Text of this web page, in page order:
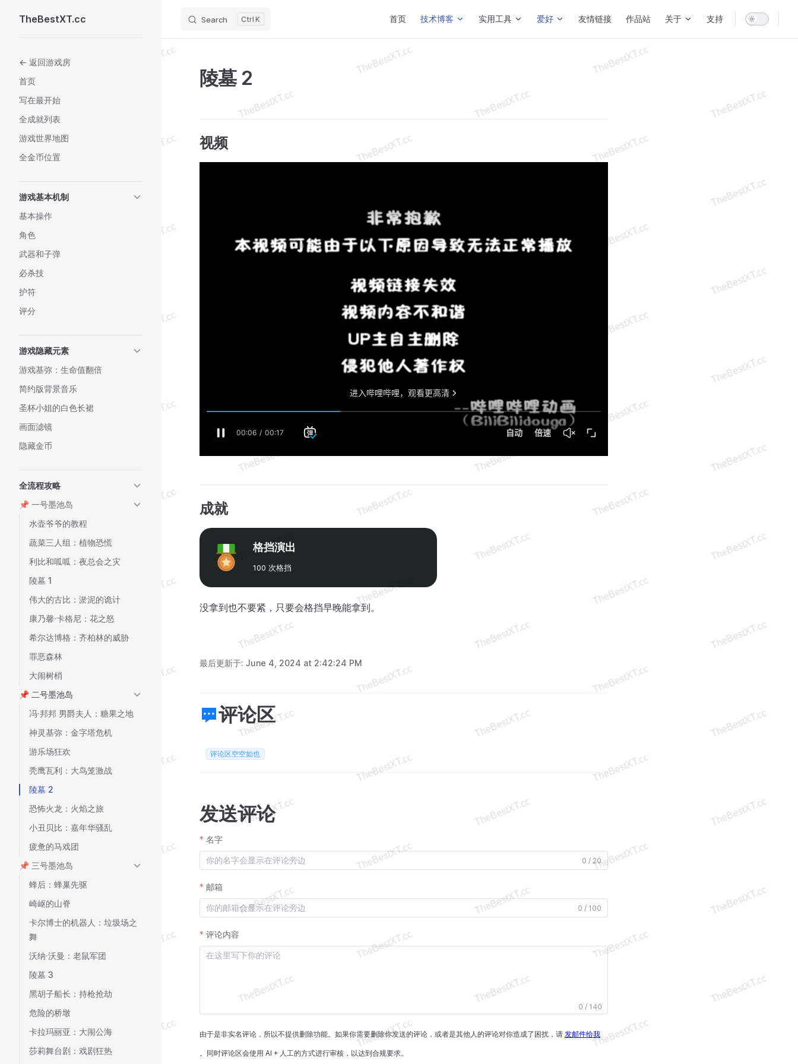
Skip to content
TheBestXT.cc Search K 首页 技术博客 实用工具 爱好 友情链接 作品站 关于 支持
← 返回游戏房
首页
写在最开始
全成就列表
游戏世界地图
全金币位置
游戏基本机制
基本操作
角色
武器和子弹
必杀技
护符
评分
游戏隐藏元素
游戏基弥：生命值翻倍
简约版背景音乐
圣杯小姐的白色长裙
画面滤镜
隐藏金币
全流程攻略
📌 一号墨池岛
水壶爷爷的教程
蔬菜三人组：植物恐慌
利比和呱呱：夜总会之灾
陵墓 1
伟大的古比：淤泥的诡计
康乃馨·卡格尼：花之怒
希尔达博格：齐柏林的威胁
罪恶森林
大闹树梢
📌 二号墨池岛
冯·邦邦 男爵夫人：糖果之地
神灵基弥：金字塔危机
游乐场狂欢
秃鹰瓦利：大鸟笼激战
陵墓 2
恐怖火龙：火焰之旅
小丑贝比：嘉年华骚乱
疲惫的马戏团
📌 三号墨池岛
蜂后：蜂巢先驱
崎岖的山脊
卡尔博士的机器人：垃圾场之
舞
沃纳·沃曼：老鼠军团
陵墓 3
黑胡子船长：持枪抢劫
危险的桥墩
卡拉玛丽亚：大闹公海
莎莉舞台剧：戏剧狂热
陵墓 2
视频
成就
格挡演出
100 次格挡
没拿到也不要紧，只要会格挡早晚能拿到。
最后更新于: June 4, 2024 at 2:42:24 PM
评论区
评论区空空如也
发送评论
名字
0 / 20
邮箱
0 / 100
评论内容
0 / 140
由于是非实名评论，所以不提供删除功能。如果你需要删除你发送的评论，或者是其他人的评论对你造成了困扰，请 发邮件给我
。同时评论区会使用 AI + 人工的方式进行审核，以达到合规要求。